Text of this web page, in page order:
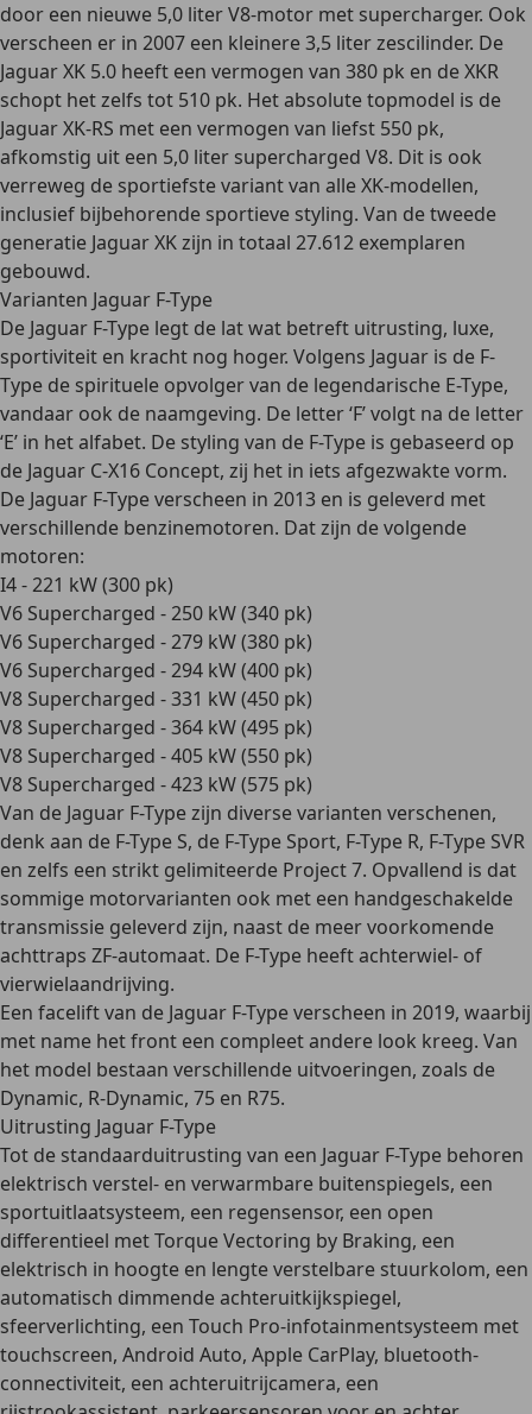
door een nieuwe 5,0 liter V8-motor met supercharger. Ook
verscheen er in 2007 een kleinere 3,5 liter zescilinder. De
Jaguar XK 5.0 heeft een vermogen van 380 pk en de XKR
schopt het zelfs tot 510 pk. Het absolute topmodel is de
Jaguar XK-RS met een vermogen van liefst 550 pk,
afkomstig uit een 5,0 liter supercharged V8. Dit is ook
verreweg de sportiefste variant van alle XK-modellen,
inclusief bijbehorende sportieve styling. Van de tweede
generatie Jaguar XK zijn in totaal 27.612 exemplaren
gebouwd.
Varianten Jaguar F-Type
De Jaguar F-Type legt de lat wat betreft uitrusting, luxe,
sportiviteit en kracht nog hoger. Volgens Jaguar is de F-
Type de spirituele opvolger van de legendarische E-Type,
vandaar ook de naamgeving. De letter ‘F’ volgt na de letter
‘E’ in het alfabet. De styling van de F-Type is gebaseerd op
de Jaguar C-X16 Concept, zij het in iets afgezwakte vorm.
De Jaguar F-Type verscheen in 2013 en is geleverd met
verschillende benzinemotoren. Dat zijn de volgende
motoren:
I4 - 221 kW (300 pk)
V6 Supercharged - 250 kW (340 pk)
V6 Supercharged - 279 kW (380 pk)
V6 Supercharged - 294 kW (400 pk)
V8 Supercharged - 331 kW (450 pk)
V8 Supercharged - 364 kW (495 pk)
V8 Supercharged - 405 kW (550 pk)
V8 Supercharged - 423 kW (575 pk)
Van de Jaguar F-Type zijn diverse varianten verschenen,
denk aan de F-Type S, de F-Type Sport, F-Type R, F-Type SVR
en zelfs een strikt gelimiteerde Project 7. Opvallend is dat
sommige motorvarianten ook met een handgeschakelde
transmissie geleverd zijn, naast de meer voorkomende
achttraps ZF-automaat. De F-Type heeft achterwiel- of
vierwielaandrijving.
Een facelift van de Jaguar F-Type verscheen in 2019, waarbij
met name het front een compleet andere look kreeg. Van
het model bestaan verschillende uitvoeringen, zoals de
Dynamic, R-Dynamic, 75 en R75.
Uitrusting Jaguar F-Type
Tot de standaarduitrusting van een Jaguar F-Type behoren
elektrisch verstel- en verwarmbare buitenspiegels, een
sportuitlaatsysteem, een regensensor, een open
differentieel met Torque Vectoring by Braking, een
elektrisch in hoogte en lengte verstelbare stuurkolom, een
automatisch dimmende achteruitkijkspiegel,
sfeerverlichting, een Touch Pro-infotainmentsysteem met
touchscreen, Android Auto, Apple CarPlay, bluetooth-
connectiviteit, een achteruitrijcamera, een